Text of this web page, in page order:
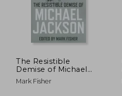
5%
dcto.
The Resistible
Demise of Michael
Jackson (en Inglés)
Mark Fisher